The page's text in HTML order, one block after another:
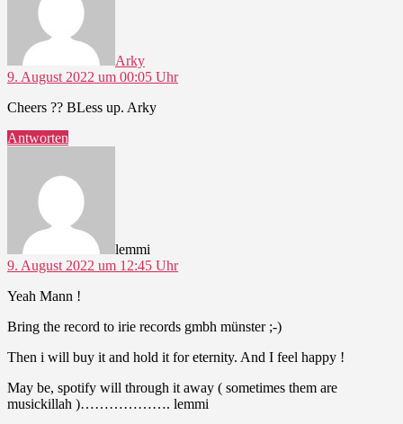
Arky
9. August 2022 um 00:05 Uhr
Cheers ?? BLess up. Arky
Antworten
lemmi
9. August 2022 um 12:45 Uhr
Yeah Mann !
Bring the record to irie records gmbh münster ;-)
Then i will buy it and hold it for eternity. And I feel happy !
May be, spotify will through it away ( sometimes them are
musickillah )………………. lemmi